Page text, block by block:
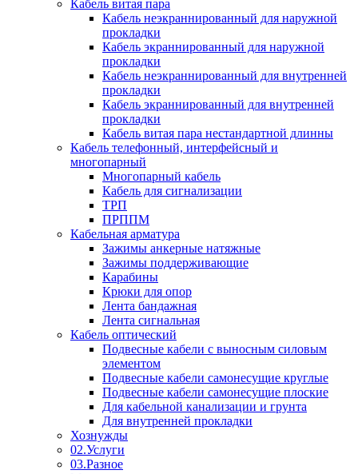
Кабель витая пара
Кабель неэкраннированный для наружной
прокладки
Кабель экраннированный для наружной
прокладки
Кабель неэкраннированный для внутренней
прокладки
Кабель экраннированный для внутренней
прокладки
Кабель витая пара нестандартной длинны
Кабель телефонный, интерфейсный и
многопарный
Многопарный кабель
Кабель для сигнализации
ТРП
ПРППМ
Кабельная арматура
Зажимы анкерные натяжные
Зажимы поддерживающие
Карабины
Крюки для опор
Лента бандажная
Лента сигнальная
Кабель оптический
Подвесные кабели с выносным силовым
элементом
Подвесные кабели самонесущие круглые
Подвесные кабели самонесущие плоские
Для кабельной канализации и грунта
Для внутренней прокладки
Хознужды
02.Услуги
03.Разное